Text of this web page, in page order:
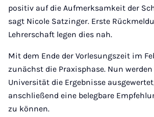
positiv auf die Aufmerksamkeit der
sagt Nicole Satzinger. Erste
Lehrerschaft legen dies nah.
Mit dem Ende der Vorlesungszeit im
zunächst die Praxisphase. Nun
Universität die Ergebnisse
anschließend eine belegbare
zu können.